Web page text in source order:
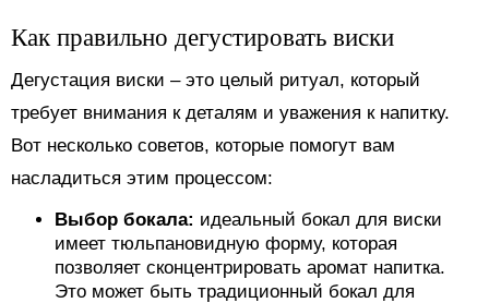
Как правильно дегустировать виски
Дегустация виски – это целый ритуал, который
требует внимания к деталям и уважения к напитку.
Вот несколько советов, которые помогут вам
насладиться этим процессом:
Выбор бокала: идеальный бокал для виски
имеет тюльпановидную форму, которая
позволяет сконцентрировать аромат напитка.
Это может быть традиционный бокал для